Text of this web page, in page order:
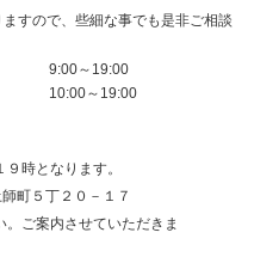
すので、些細な事でも是非ご相談
9:00～19:00
10:00～19:00
時となります。
町５丁２０－１７
ご案内させていただきま